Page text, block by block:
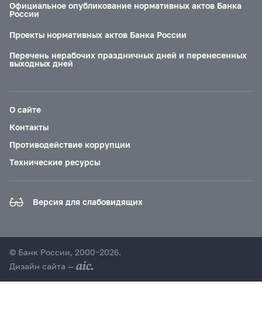
Официальное опубликование нормативных актов Банка
России
Проекты нормативных актов Банка России
Перечень нерабочих праздничных дней и перенесенных
выходных дней
О сайте
Контакты
Противодействие коррупции
Технические ресурсы
Версия для слабовидящих
© Банк России, 2000–2026.
Дизайн сайта —